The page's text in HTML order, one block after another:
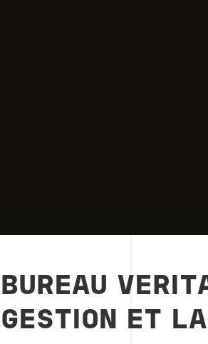
BUREAU
GESTION ET